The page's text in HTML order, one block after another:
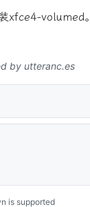
xfce4-volumed。